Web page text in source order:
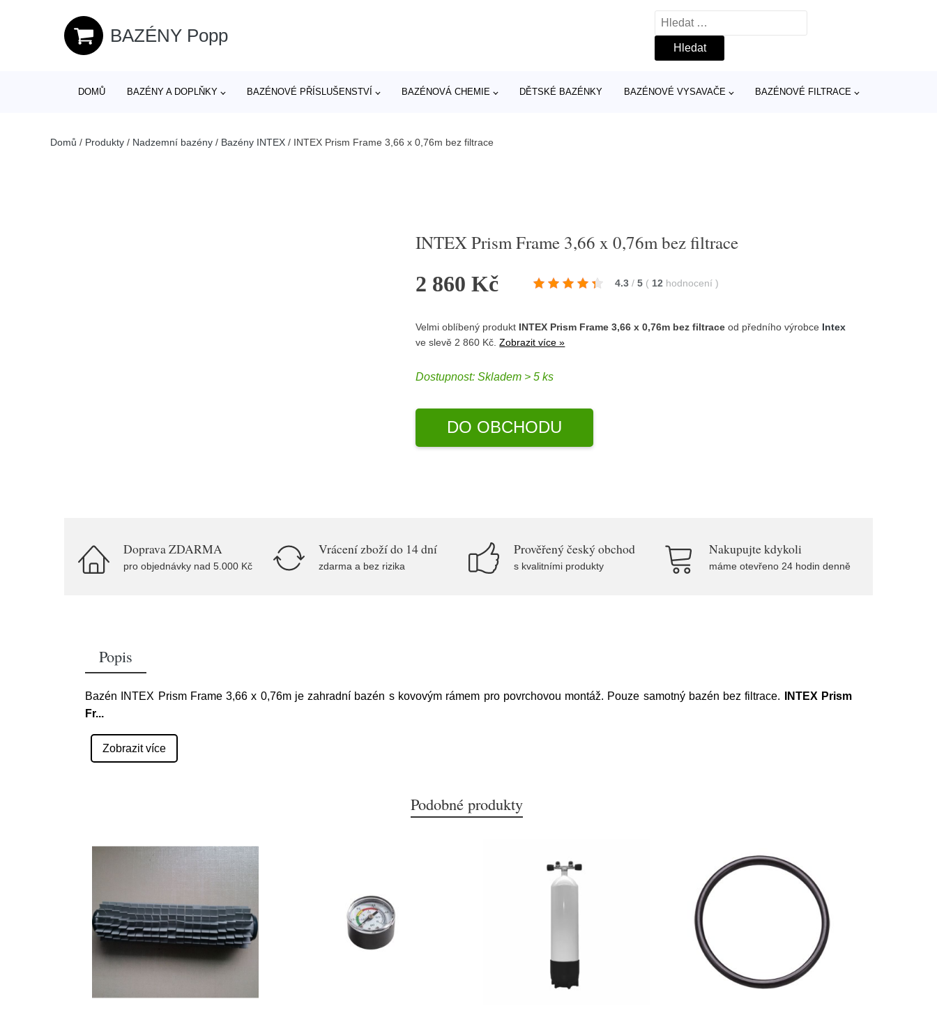
BAZÉNY Popp
Vyhledávání
DOMŮ BAZÉNY A DOPLŇKY BAZÉNOVÉ PŘÍSLUŠENSTVÍ BAZÉNOVÁ CHEMIE DĚTSKÉ BAZÉNKY BAZÉNOVÉ VYSAVAČE BAZÉNOVÉ FILTRACE
Domů / Produkty / Nadzemní bazény / Bazény INTEX / INTEX Prism Frame 3,66 x 0,76m bez filtrace
INTEX Prism Frame 3,66 x 0,76m bez filtrace
2 860 Kč 4.3 / 5 ( 12 hodnocení)
Velmi oblíbený produkt INTEX Prism Frame 3,66 x 0,76m bez filtrace od předního výrobce Intex
ve slevě 2 860 Kč.Zobrazit více »
Dostupnost:Skladem > 5 ks
DO OBCHODU
Doprava ZDARMA
pro objednávky nad 5.000 Kč
Vrácení zboží do 14 dní
zdarma a bez rizika
Prověřený český obchod
s kvalitními produkty
Nakupujte kdykoli
máme otevřeno 24 hodin denně
Popis
Bazén INTEX Prism Frame 3,66 x 0,76m je zahradní bazén s kovovým rámem pro povrchovou montáž. Pouze samotný bazén bez filtrace.
INTEX Prism
Fr...
Zobrazit více
Podobné produkty